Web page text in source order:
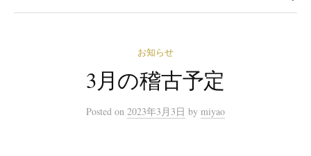
お知らせ
3月の稽古予定
Posted on 2023年3月3日 by miyao